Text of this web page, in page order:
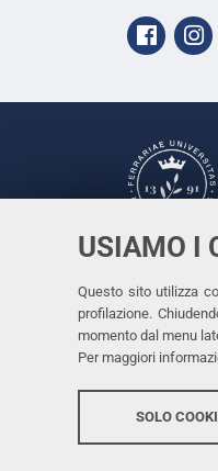
USIAMO I
Questo sito utilizza
profilazione.
momento dal menu
Per maggiori
SOLO